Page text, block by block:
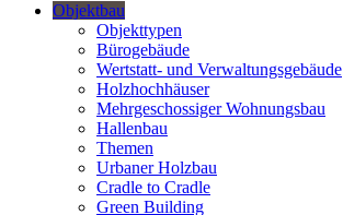
Objektbau
Objekttypen
Bürogebäude
Wertstatt- und Verwaltungsgebäude
Holzhochhäuser
Mehrgeschossiger Wohnungsbau
Hallenbau
Themen
Urbaner Holzbau
Cradle to Cradle
Green Building